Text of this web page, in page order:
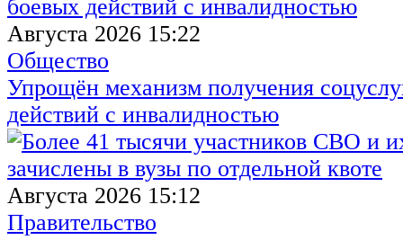
Августа 2026 15:22
Общество
Упрощён механизм получения
действий с инвалидностью
Августа 2026 15:12
Правительство